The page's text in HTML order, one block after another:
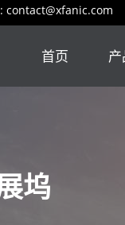
: contact@xfanic.com
首页
坞